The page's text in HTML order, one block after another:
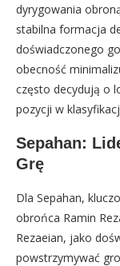
dyrygowania
stabilna formacja
doświadczonego
obecność
często decydują o
pozycji w
Sepahan:
Grę
Dla Sepahan,
obrońca Ramin
Rezaeian, jako
powstrzymywać